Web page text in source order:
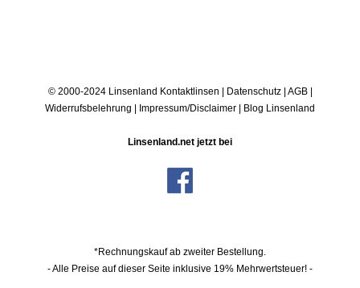
© 2000-2024 Linsenland Kontaktlinsen | Datenschutz| AGB|
Widerrufsbelehrung | Impressum/Disclaimer | Blog Linsenland
Linsenland.net jetzt bei
*Rechnungskauf ab zweiter Bestellung.
- Alle Preise auf dieser Seite inklusive 19% Mehrwertsteuer! -